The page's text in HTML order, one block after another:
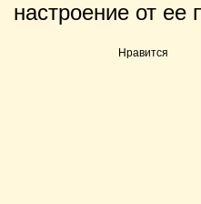
настроение от ее
Нравится